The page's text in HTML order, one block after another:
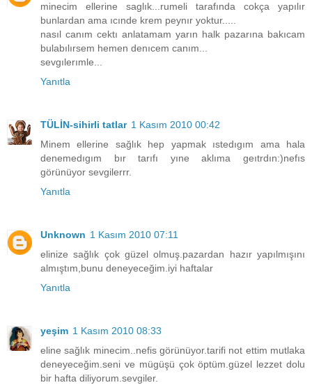
minecim ellerine saglık...rumeli tarafında cokça yapılır
bunlardan ama ıcınde krem peynır yoktur.....
nasıl canım cektı anlatamam yarın halk pazarına bakıcam
bulabılırsem hemen denıcem canım...
sevgılerımle...
Yanıtla
TÜLİN-sihirli tatlar 1 Kasım 2010 00:42
Minem ellerine sağlık hep yapmak ıstedıgım ama hala
denemedıgım bır tarıfı yıne aklıma geıtrdın:)nefıs
görünüyor sevgilerrr.
Yanıtla
Unknown 1 Kasım 2010 07:11
elinize sağlık çok güzel olmuş.pazardan hazır yapılmışını
almıştım,bunu deneyeceğim.iyi haftalar
Yanıtla
yeşim 1 Kasım 2010 08:33
eline sağlık minecim..nefis görünüyor.tarifi not ettim mutlaka
deneyeceğim.seni ve mügüşü çok öptüm.güzel lezzet dolu
bir hafta diliyorum.sevgiler.